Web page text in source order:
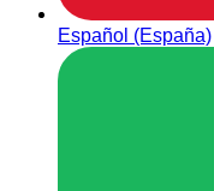
Español (España)